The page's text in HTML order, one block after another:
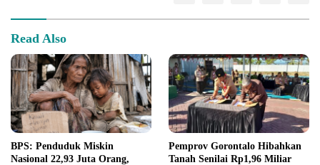
Read Also
BPS: Penduduk Miskin
Nasional 22,93 Juta Orang,
Pemprov Gorontalo Hibahkan
Tanah Senilai Rp1,96 Miliar